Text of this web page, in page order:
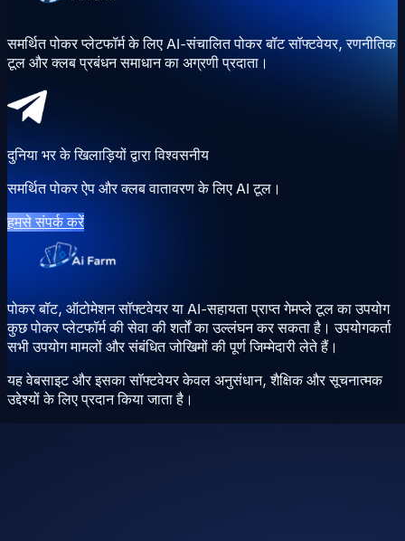
समर्थित पोकर प्लेटफॉर्म के लिए AI-संचालित पोकर बॉट सॉफ्टवेयर, रणनीतिक
टूल और क्लब प्रबंधन समाधान का अग्रणी प्रदाता।
दुनिया भर के खिलाड़ियों द्वारा विश्वसनीय
समर्थित पोकर ऐप और क्लब वातावरण के लिए AI टूल।
हमसे संपर्क करें
पोकर बॉट, ऑटोमेशन सॉफ्टवेयर या AI-सहायता प्राप्त गेमप्ले टूल का उपयोग
कुछ पोकर प्लेटफॉर्म की सेवा की शर्तों का उल्लंघन कर सकता है। उपयोगकर्ता
सभी उपयोग मामलों और संबंधित जोखिमों की पूर्ण जिम्मेदारी लेते हैं।
यह वेबसाइट और इसका सॉफ्टवेयर केवल अनुसंधान, शैक्षिक और सूचनात्मक
उद्देश्यों के लिए प्रदान किया जाता है।